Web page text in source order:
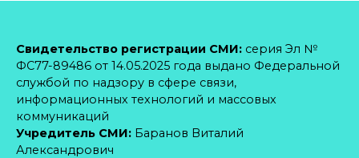
Свидетельство регистрации СМИ: серия Эл №
ФС77-89486 от 14.05.2025 года выдано Федеральной
службой по надзору в сфере связи,
информационных технологий и массовых
коммуникаций
Учредитель СМИ: Баранов Виталий
Александрович